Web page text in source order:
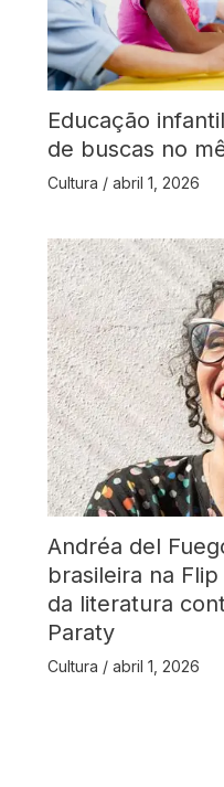
Educação
de buscas no
Cultura / abril 1, 2026
Andréa del
brasileira na
da literatura
Paraty
Cultura / abril 1, 2026